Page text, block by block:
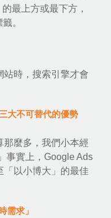
最上方或最下方，
。
站時，搜索引擎才會
大不可替代的優勢
那麼多，我們小本經
事實上，Google Ads
「以小博大」的最佳
需求」